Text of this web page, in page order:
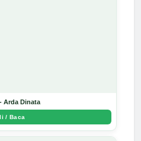
Arda Dinata
/ Baca